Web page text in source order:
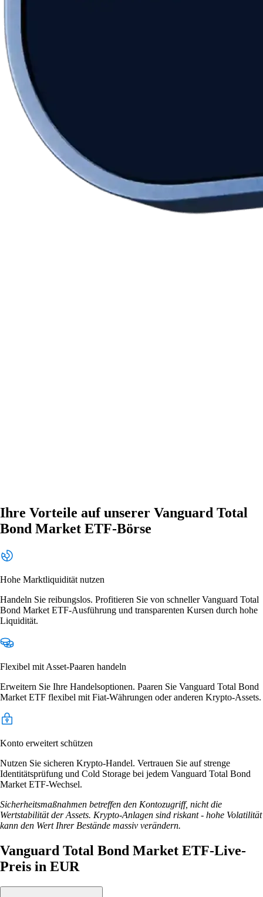
Ihre Vorteile auf unserer Vanguard Total
Bond Market ETF-Börse
Hohe Marktliquidität nutzen
Handeln Sie reibungslos. Profitieren Sie von schneller Vanguard Total
Bond Market ETF-Ausführung und transparenten Kursen durch hohe
Liquidität.
Flexibel mit Asset-Paaren handeln
Erweitern Sie Ihre Handelsoptionen. Paaren Sie Vanguard Total Bond
Market ETF flexibel mit Fiat-Währungen oder anderen Krypto-Assets.
Konto erweitert schützen
Nutzen Sie sicheren Krypto-Handel. Vertrauen Sie auf strenge
Identitätsprüfung und Cold Storage bei jedem Vanguard Total Bond
Market ETF-Wechsel.
Sicherheitsmaßnahmen betreffen den Kontozugriff, nicht die
Wertstabilität der Assets. Krypto-Anlagen sind riskant - hohe Volatilität
kann den Wert Ihrer Bestände massiv verändern.
Vanguard Total Bond Market ETF-Live-
Preis in EUR